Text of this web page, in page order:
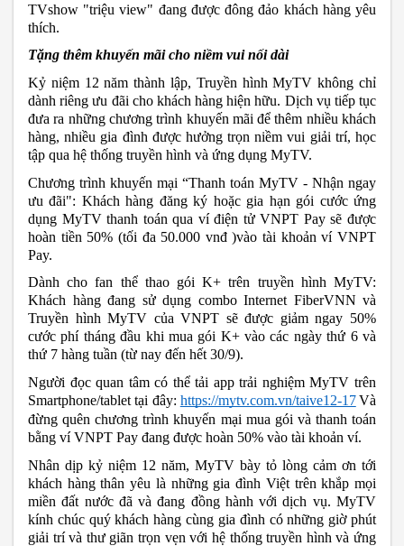
TVshow "triệu view" đang được đông đảo khách hàng yêu
thích.
Tặng thêm khuyến mãi cho niềm vui nối dài
Kỷ niệm 12 năm thành lập, Truyền hình MyTV không chỉ
dành riêng ưu đãi cho khách hàng hiện hữu. Dịch vụ tiếp tục
đưa ra những chương trình khuyến mãi để thêm nhiều khách
hàng, nhiều gia đình được hưởng trọn niềm vui giải trí, học
tập qua hệ thống truyền hình và ứng dụng MyTV.
Chương trình khuyến mại “Thanh toán MyTV - Nhận ngay
ưu đãi": Khách hàng đăng ký hoặc gia hạn gói cước ứng
dụng MyTV thanh toán qua ví điện tử VNPT Pay sẽ được
hoàn tiền 50% (tối đa 50.000 vnđ )vào tài khoản ví VNPT
Pay.
Dành cho fan thể thao gói K+ trên truyền hình MyTV:
Khách hàng đang sử dụng combo Internet FiberVNN và
Truyền hình MyTV của VNPT sẽ được giảm ngay 50%
cước phí tháng đầu khi mua gói K+ vào các ngày thứ 6 và
thứ 7 hàng tuần (từ nay đến hết 30/9).
Người đọc quan tâm có thể tải app trải nghiệm MyTV trên
Smartphone/tablet tại đây: https://mytv.com.vn/taive12-17Và
đừng quên chương trình khuyến mại mua gói và thanh toán
bằng ví VNPT Pay đang được hoàn 50% vào tài khoản ví.
Nhân dịp kỷ niệm 12 năm, MyTV bày tỏ lòng cảm ơn tới
khách hàng thân yêu là những gia đình Việt trên khắp mọi
miền đất nước đã và đang đồng hành với dịch vụ. MyTV
kính chúc quý khách hàng cùng gia đình có những giờ phút
giải trí và thư giãn trọn vẹn với hệ thống truyền hình và ứng